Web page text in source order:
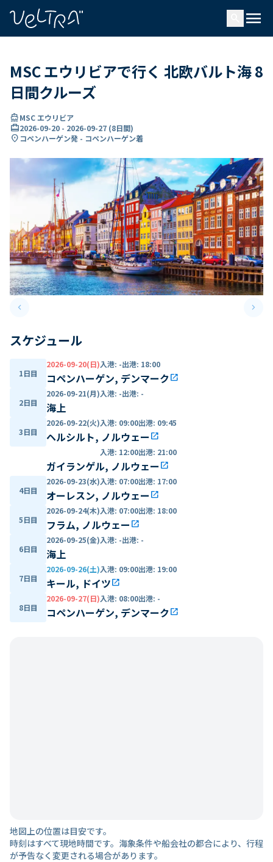
menu
MSC エウリビアで行く 北欧バルト海 8
日間クルーズ
directions_boatMSC エウリビア
card_travel2026-09-20 - 2026-09-27 (8日間)
location_on コペンハーゲン発 - コペンハーゲン着
keyboard_arrow_leftPrevious slide keyboard_arrow_right
スケジュール
1日目
2026-09-20(日)入港: -出港: 18:00
コペンハーゲン, デンマークopen_in_new
2日目
2026-09-21(月)入港: -出港: -
海上
3日目
2026-09-22(火)入港: 09:00出港: 09:45
ヘルシルト, ノルウェー open_in_new
入港: 12:00出港: 21:00
ガイランゲル, ノルウェー open_in_new
4日目
2026-09-23(水)入港: 07:00出港: 17:00
オーレスン, ノルウェー open_in_new
5日目
2026-09-24(木)入港: 07:00出港: 18:00
フラム, ノルウェー open_in_new
6日目
2026-09-25(金)入港: -出港: -
海上
7日目
2026-09-26(土)入港: 09:00出港: 19:00
キール, ドイツopen_in_new
8日目
2026-09-27(日)入港: 08:00出港: -
コペンハーゲン, デンマークopen_in_new
地図上の位置は目安です。
時刻はすべて現地時間です。海象条件や船会社の都合により、行程
が予告なく変更される場合があります。